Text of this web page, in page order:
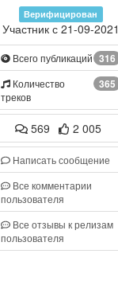
Верифицирован
Участник с 21-09-2021
316
Всего публикаций
365
Количество
треков
569 2 005
Написать сообщение
Все комментарии
пользователя
Все отзывы к релизам
пользователя